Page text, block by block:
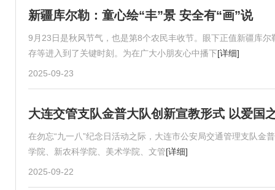
新疆库尔勒：童心绘“丰”景 安全有“画”说
9月23日是秋风节气，也是第8个农民丰收节。眼下正值新疆库
存等进入到了关键时刻。为在广大小朋友心中播下[详细]
2025-09-23
大连交管支队金普大队创新宣教形式 以爱国
在勿忘“九一八”纪念日活动之际，大连市公安局交通管理支队
学院、新农科学院、美术学院、文管[详细]
2025-09-22